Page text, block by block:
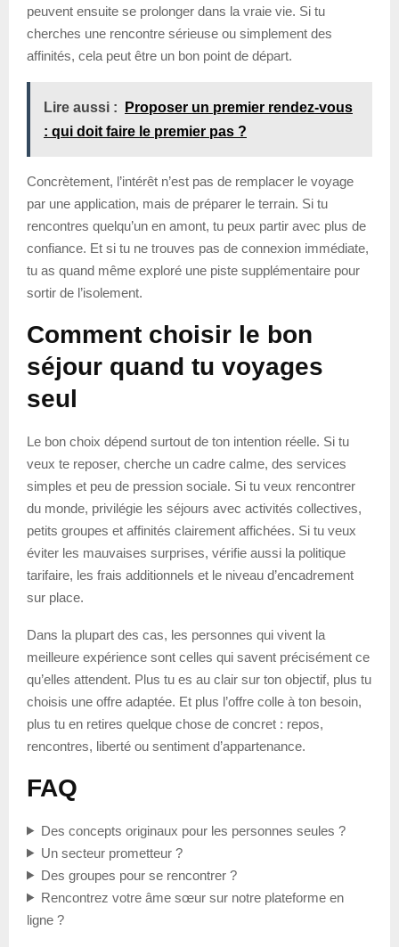
peuvent ensuite se prolonger dans la vraie vie. Si tu
cherches une rencontre sérieuse ou simplement des
affinités, cela peut être un bon point de départ.
Lire aussi :
Proposer un premier rendez-vous
: qui doit faire le premier pas ?
Concrètement, l’intérêt n’est pas de remplacer le voyage
par une application, mais de préparer le terrain. Si tu
rencontres quelqu’un en amont, tu peux partir avec plus de
confiance. Et si tu ne trouves pas de connexion immédiate,
tu as quand même exploré une piste supplémentaire pour
sortir de l’isolement.
Comment choisir le bon
séjour quand tu voyages
seul
Le bon choix dépend surtout de ton intention réelle. Si tu
veux te reposer, cherche un cadre calme, des services
simples et peu de pression sociale. Si tu veux rencontrer
du monde, privilégie les séjours avec activités collectives,
petits groupes et affinités clairement affichées. Si tu veux
éviter les mauvaises surprises, vérifie aussi la politique
tarifaire, les frais additionnels et le niveau d’encadrement
sur place.
Dans la plupart des cas, les personnes qui vivent la
meilleure expérience sont celles qui savent précisément ce
qu’elles attendent. Plus tu es au clair sur ton objectif, plus tu
choisis une offre adaptée. Et plus l’offre colle à ton besoin,
plus tu en retires quelque chose de concret : repos,
rencontres, liberté ou sentiment d’appartenance.
FAQ
Des concepts originaux pour les personnes seules ?
Un secteur prometteur ?
Des groupes pour se rencontrer ?
Rencontrez votre âme sœur sur notre plateforme en
ligne ?